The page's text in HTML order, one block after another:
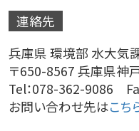
連絡先
兵庫県 環境部 水大気
〒650-8567 兵庫県神
Tel：078-362-9086
お問い合わせ先はこち